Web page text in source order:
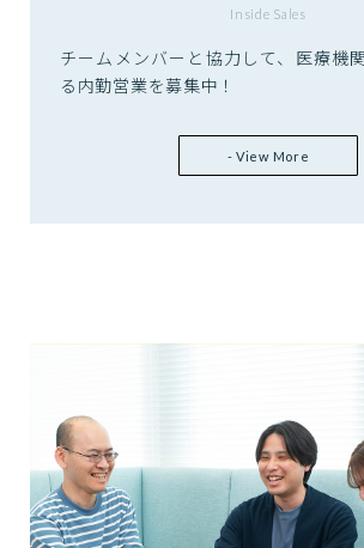
Inside Sales
チームメンバーと協力して、医療機
る内勤営業を募集中！
- View More